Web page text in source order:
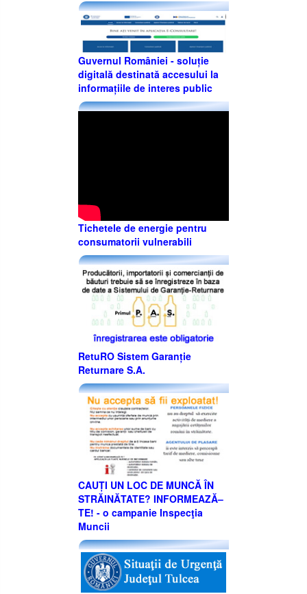
Guvernul României - soluție
digitală destinată accesului la
informațiile de interes public
Tichetele de energie pentru
consumatorii vulnerabili
RetuRO Sistem Garanție
Returnare S.A.
CAUȚI UN LOC DE MUNCĂ ÎN
STRĂINĂTATE? INFORMEAZĂ–
TE! - o campanie Inspecţia
Muncii